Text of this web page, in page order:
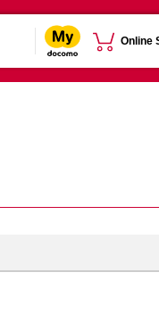
Online